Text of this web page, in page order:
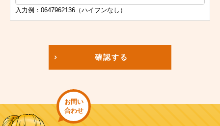
入力例：0647962136（ハイフンなし）
確認する
お問い
合わせ